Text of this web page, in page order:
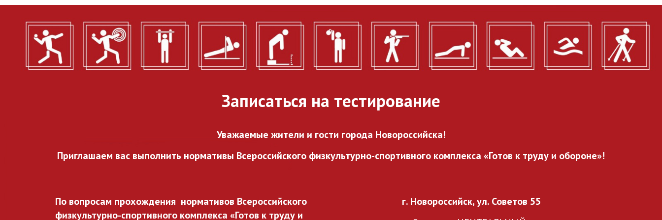
городского проекта
«ГТО в каждый двор».
Записаться на тестирование
Уважаемые жители и гости города Новороссийска!
Приглашаем вас выполнить нормативы Всероссийского физкультурно-спортивного комплекса «Готов к труду и обороне»!
По вопросам прохождения нормативов Всероссийского
физкультурно-спортивного комплекса «Готов к труду и
г. Новороссийск, ул. Советов 55